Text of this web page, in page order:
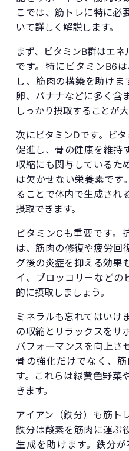
こでは、筋トレに特に必
いて詳しく解説します。
まず、ビタミンB群はエ
です。特にビタミンB6
し、筋肉の構築を助けま
卵、バナナなどに多く含
しっかり摂取することが大
次にビタミンDです。ビ
促進し、骨の健康を維持
収縮にも関与しているた
は欠かせない栄養素です
ることで体内で生成され
摂取できます。
ビタミンCも重要です。
は、筋肉の修復や疲労回
グ後の炎症を抑える効果
イ、ブロッコリーなどの
的に摂取しましょう。
ミネラルも忘れてはいけ
の収縮とリラックスをサ
パフォーマンスを向上さ
骨の強化だけでなく、
す。これらは緑黄色野菜
きます。
アイアン（鉄分）も筋ト
鉄分は酸素を筋肉に運ぶ
生成を助けます。鉄分